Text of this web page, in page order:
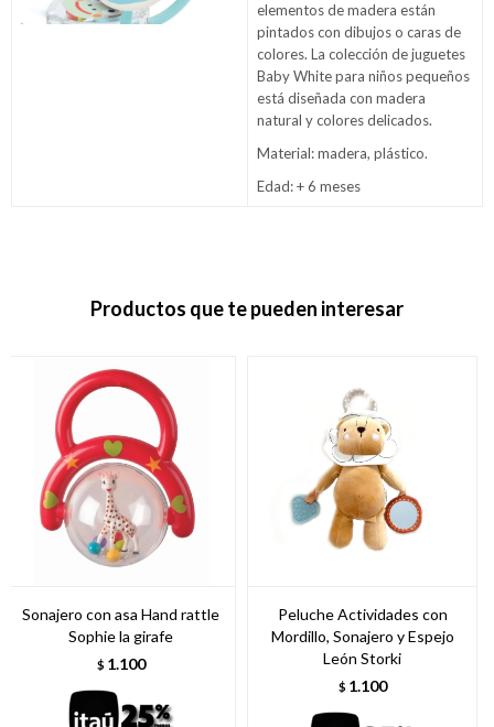
elementos de madera están
pintados con dibujos o caras de
colores. La colección de juguetes
Baby White para niños pequeños
está diseñada con madera
natural y colores delicados.
Material: madera, plástico.
Edad: + 6 meses
Productos que te pueden interesar
Sonajero con asa Hand rattle
Sophie la girafe
$ 1.100
Peluche Actividades con
Mordillo, Sonajero y Espejo
León Storki
$ 1.100